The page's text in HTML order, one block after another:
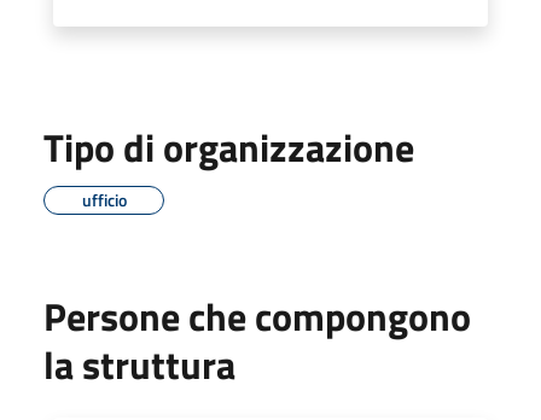
Tipo di organizzazione
ufficio
Persone che compongono
la struttura